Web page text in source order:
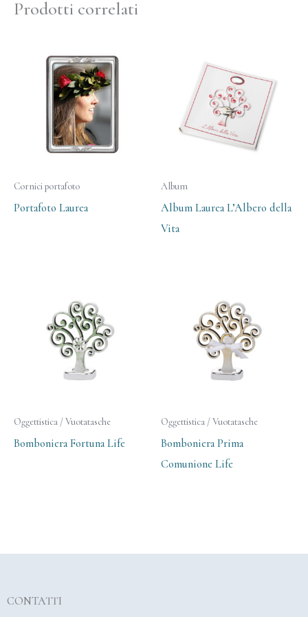
Prodotti correlati
Cornici portafoto
Portafoto Laurea
Album
Album Laurea L’Albero della
Vita
Oggettistica / Vuotatasche
Bomboniera Fortuna Life
Oggettistica / Vuotatasche
Bomboniera Prima
Comunione Life
CONTATTI